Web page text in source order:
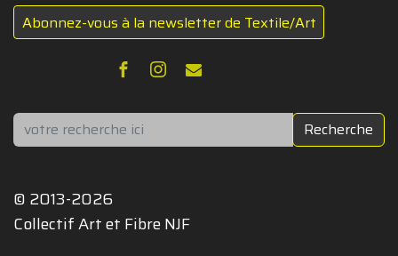
Abonnez-vous à la newsletter de Textile/Art
Rechercher Recherche
© 2013-2026
Collectif Art et Fibre NJF